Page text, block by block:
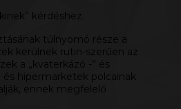
kérdéshez.
túlnyomó része a
kerülnek rutin-szerűen az
a „kvaterkázó -” és
és hipermarketek polcainak
ennek megfelelő